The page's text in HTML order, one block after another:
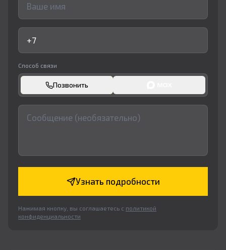
Способ связи
Позвонить
Узнать подробности
Нажимая кнопку, вы соглашаетесь с политикой
конфиденциальности